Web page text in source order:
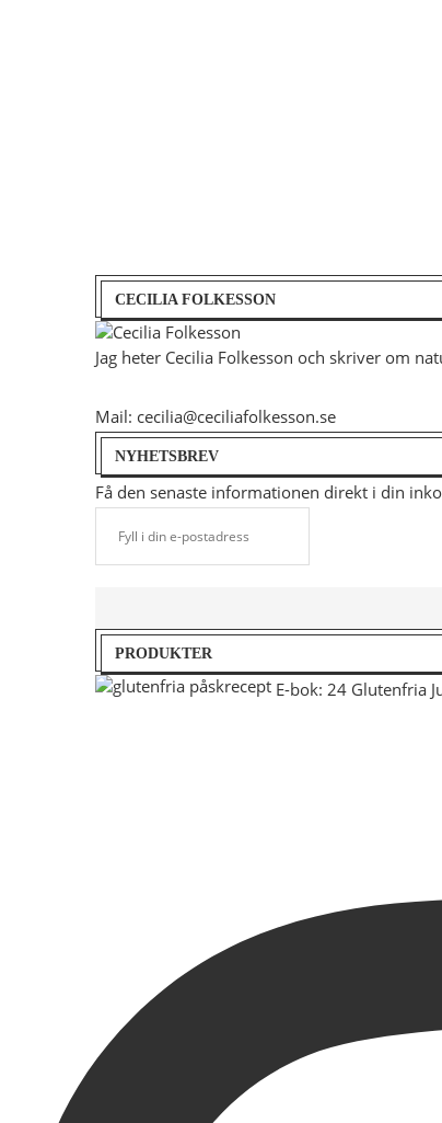
CECILIA FOLKESSON
Jag heter Cecilia Folkesson och skriver om
Mail: cecilia@ceciliafolkesson.se
NYHETSBREV
Få den senaste informationen direkt i din
PRODUKTER
E-bok: 24 Glutenfria